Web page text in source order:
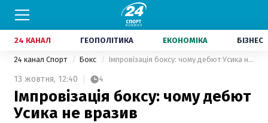
24 КАНАЛ ГЕОПОЛІТИКА ЕКОНОМІКА БІЗНЕС
24 канал Спорт Бокс Імпровізація боксу: чому дебют Усика не вразив
13 жовтня, 12:40 4
Імпровізація боксу: чому дебют
Усика не вразив